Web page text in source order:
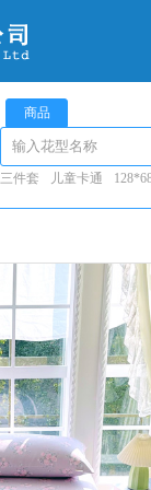
商品
三件套 儿童卡通